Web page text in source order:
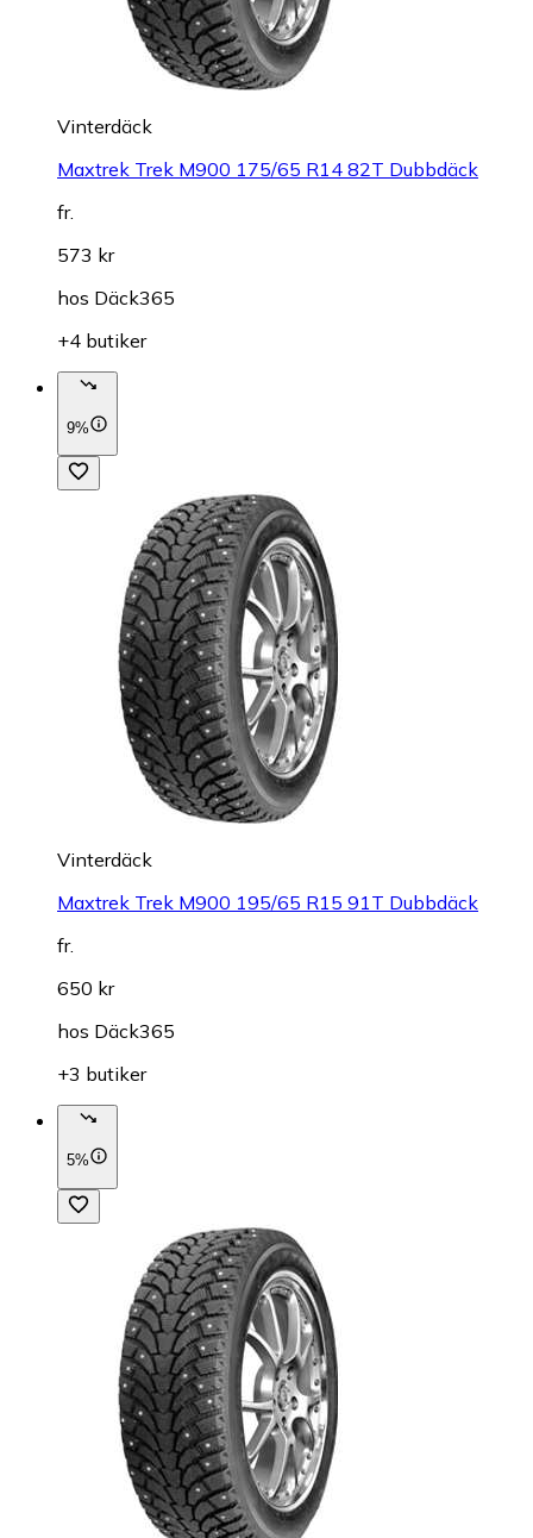
Vinterdäck
Maxtrek Trek M900 175/65 R14 82T Dubbdäck
fr.
573 kr
hos Däck365
+4 butiker
9%
Vinterdäck
Maxtrek Trek M900 195/65 R15 91T Dubbdäck
fr.
650 kr
hos Däck365
+3 butiker
5%